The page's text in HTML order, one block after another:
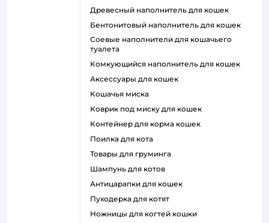
древесный наполнитель для кошек
бентонитовый наполнитель для кошек
соевые наполнители для кошачьего
туалета
комкующийся наполнитель для кошек
аксессуары для кошек
кошачья миска
коврик под миску для кошек
контейнер для корма кошек
поилка для кота
товары для груминга
шампунь для котов
антицарапки для кошек
пуходерка для котят
ножницы для когтей кошки